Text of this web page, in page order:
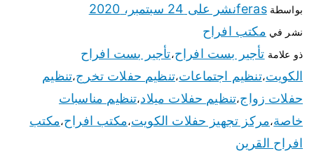
بواسطةferasنشر على 24 سبتمبر، 2020
نشر في مكتب افراح
ذو علامة تأجير بست افراح،تأجير بست افراح
الكويت،تنظيم اجتماعات،تنظيم حفلات تخرج،تنظيم
حفلات زواج،تنظيم حفلات ميلاد،تنظيم مناسبات
خاصة،مركز تجهيز حفلات الكويت،مكتب افراح،مكتب
افراح القرين